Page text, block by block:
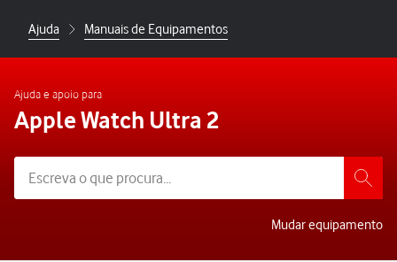
Ajuda Manuais de Equipamentos
Ajuda e apoio para
Apple Watch Ultra 2
Mudar equipamento